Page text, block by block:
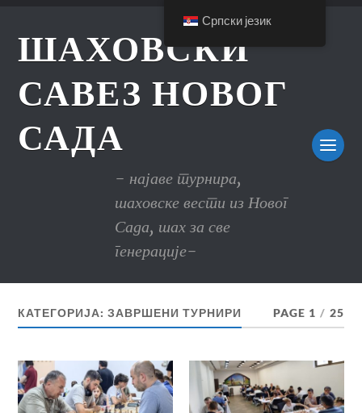
ШАХОВСКИ
САВЕЗ НОВОГ
САДА
- најаве турнира,
шаховске вести из Новог
Сада, шах за све
генерације-
КАТЕГОРИЈА:ЗАВРШЕНИ ТУРНИРИ PAGE 1 / 25
Српски језик